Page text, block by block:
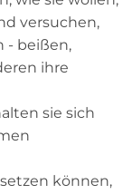
versuchen,
- beißen,
ihre
sie sich
können,